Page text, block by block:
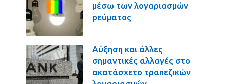
μέσω των λογαριασμών
ρεύματος
Αύξηση και άλλες
σημαντικές αλλαγές στο
ακατάσχετο τραπεζικών